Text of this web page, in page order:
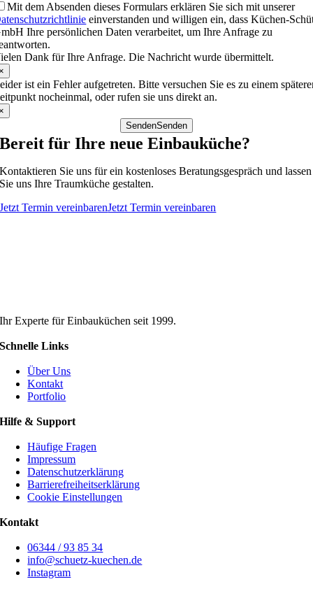
Mit dem Absenden dieses Formulars erklären Sie sich mit unserer
einverstanden und willigen ein, dass Küchen-
Ihre persönlichen Daten verarbeitet, um Ihre Anfrage zu
Dank für Ihre Anfrage. Die Nachricht wurde übermittelt.
ist ein Fehler aufgetreten. Bitte versuchen Sie es zu einem
nocheinmal, oder rufen sie uns direkt an.
SendenSenden
Bereit für Ihre neue Einbauküche?
Kontaktieren Sie uns für ein kostenloses Beratungsgespräch und lassen
Sie uns Ihre Traumküche gestalten.
Jetzt Termin vereinbarenJetzt Termin vereinbaren
Ihr Experte für Einbauküchen seit 1999.
Schnelle Links
Über Uns
Kontakt
Portfolio
Hilfe & Support
Häufige Fragen
Impressum
Datenschutz­erklärung
Barriere­­freiheits­­erklärung
Cookie Einstellungen
Kontakt
06344 / 93 85 34
info@schuetz-kuechen.de
Instagram